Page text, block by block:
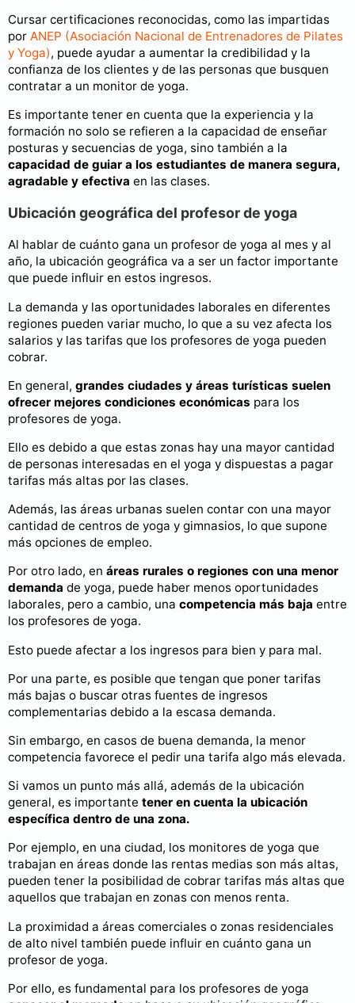
Cursar certificaciones reconocidas, como las impartidas
por ANEP (Asociación Nacional de Entrenadores de Pilates
y Yoga), puede ayudar a aumentar la credibilidad y la
confianza de los clientes y de las personas que busquen
contratar a un monitor de yoga.
Es importante tener en cuenta que la experiencia y la
formación no solo se refieren a la capacidad de enseñar
posturas y secuencias de yoga, sino también a la
capacidad de guiar a los estudiantes de manera segura,
agradable y efectiva en las clases.
Ubicación geográfica del profesor de yoga
Al hablar de cuánto gana un profesor de yoga al mes y al
año, la ubicación geográfica va a ser un factor importante
que puede influir en estos ingresos.
La demanda y las oportunidades laborales en diferentes
regiones pueden variar mucho, lo que a su vez afecta los
salarios y las tarifas que los profesores de yoga pueden
cobrar.
En general, grandes ciudades y áreas turísticas suelen
ofrecer mejores condiciones económicas para los
profesores de yoga.
Ello es debido a que estas zonas hay una mayor cantidad
de personas interesadas en el yoga y dispuestas a pagar
tarifas más altas por las clases.
Además, las áreas urbanas suelen contar con una mayor
cantidad de centros de yoga y gimnasios, lo que supone
más opciones de empleo.
Por otro lado, en áreas rurales o regiones con una menor
demanda de yoga, puede haber menos oportunidades
laborales, pero a cambio, una competencia más baja entre
los profesores de yoga.
Esto puede afectar a los ingresos para bien y para mal.
Por una parte, es posible que tengan que poner tarifas
más bajas o buscar otras fuentes de ingresos
complementarias debido a la escasa demanda.
Sin embargo, en casos de buena demanda, la menor
competencia favorece el pedir una tarifa algo más elevada.
Si vamos un punto más allá, además de la ubicación
general, es importante tener en cuenta la ubicación
específica dentro de una zona.
Por ejemplo, en una ciudad, los monitores de yoga que
trabajan en áreas donde las rentas medias son más altas,
pueden tener la posibilidad de cobrar tarifas más altas que
aquellos que trabajan en zonas con menos renta.
La proximidad a áreas comerciales o zonas residenciales
de alto nivel también puede influir en cuánto gana un
profesor de yoga.
Por ello, es fundamental para los profesores de yoga